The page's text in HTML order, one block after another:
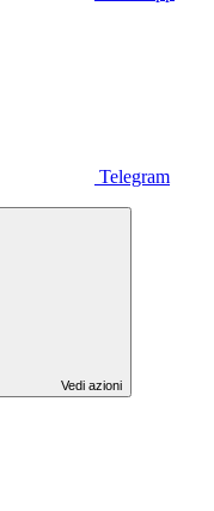
Telegram
Vedi azioni